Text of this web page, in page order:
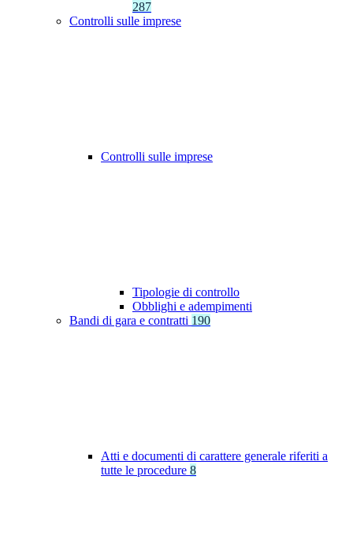
287
Controlli sulle imprese
Controlli sulle imprese
Tipologie di controllo
Obblighi e adempimenti
Bandi di gara e contratti 190
Atti e documenti di carattere generale riferiti a
tutte le procedure 8